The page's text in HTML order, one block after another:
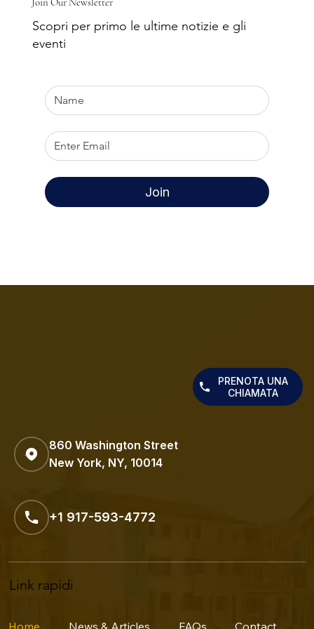
Join
Scopri per primo le ultime notizie e gli
eventi
860 Washington Street
New York, NY, 10014
+1 917-593-4772
PRENOTA UNA
CHIAMATA
Link rapidi
Home News & Articles FAQs Contact